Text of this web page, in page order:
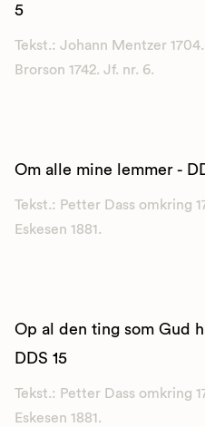
5
Tekst.: Johann Mentzer
Brorson 1742. Jf. nr. 6.
Om alle mine lemmer -
Tekst.: Petter Dass omkring
Eskesen 1881.
Op al den ting som Gud
DDS 15
Tekst.: Petter Dass omkring
Eskesen 1881.